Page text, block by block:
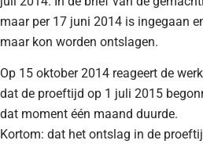
maar per 17 juni 2014 is ingegaan
maar kon worden ontslagen.
Op 15 oktober 2014 reageert de
dat de proeftijd op 1 juli 2015
dat moment één maand duurde.
Kortom: dat het ontslag in de